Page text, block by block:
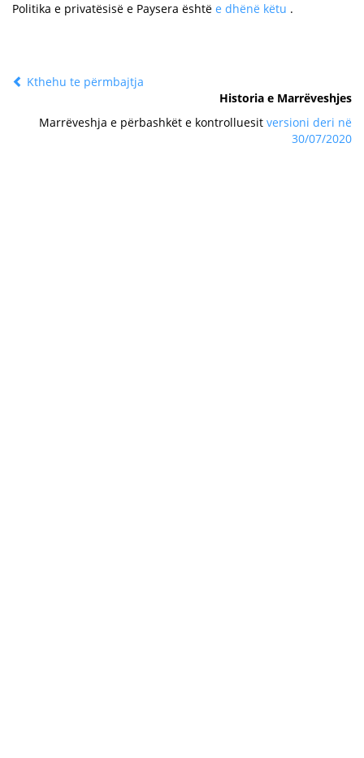
Politika e privatësisë e Paysera është e dhënë këtu .
Kthehu te përmbajtja
Historia e Marrëveshjes
Marrëveshja e përbashkët e kontrolluesit versioni deri në
30/07/2020